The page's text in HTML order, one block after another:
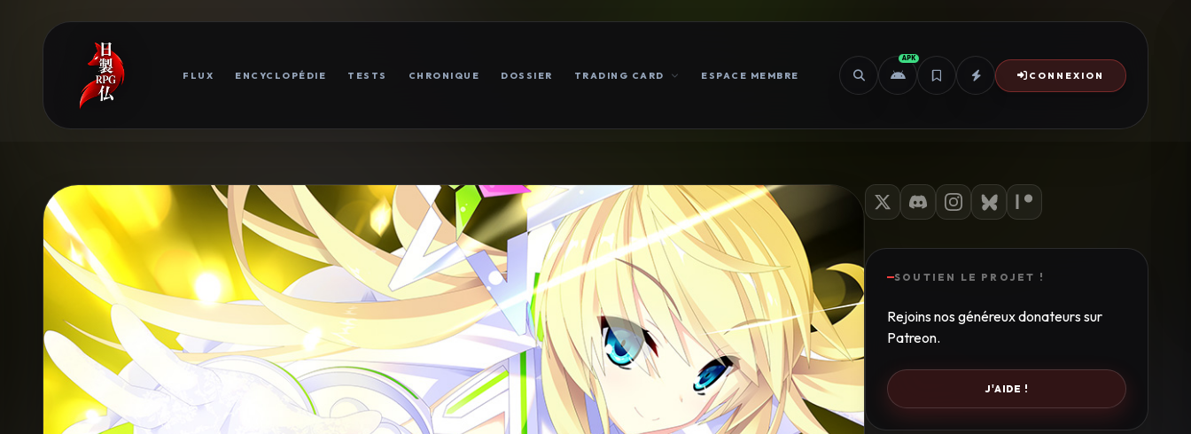
FLUX ENCYCLOPÉDIE TESTS CHRONIQUE DOSSIER TRADING CARD ESPACE MEMBRE
APK
CONNEXION
SOUTIEN LE PROJET !
Rejoins nos généreux donateurs sur
Patreon.
J'AIDE !